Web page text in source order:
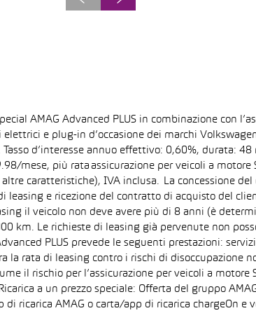
AMAG Advanced PLUS in combinazione con
e plug-in d’occasione dei marchi
d’interesse annuo effettivo: 0,60%, durata:
mese, più rata assicurazione per veicoli a motore
caratteristiche), IVA inclusa. La concessione
e ricezione del contratto di acquisto del
il veicolo non deve avere più di 8 anni (è
km. Le richieste di leasing già pervenute non
PLUS prevede le seguenti prestazioni:
la rata di leasing contro i rischi di
il rischio per l’assicurazione per veicoli a motore
Ricarica a un prezzo speciale: Offerta del gruppo
ricarica AMAG o carta/app di ricarica chargeOn